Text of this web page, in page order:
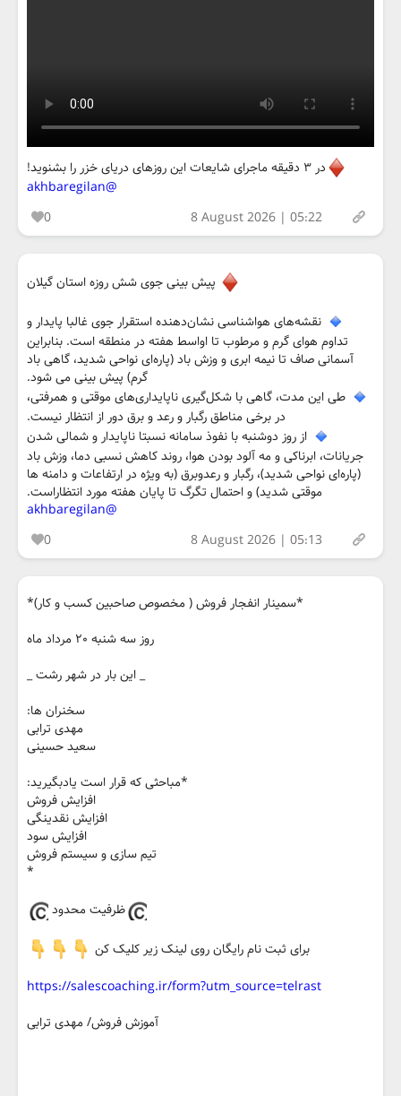
در ۳ دقیقه ماجرای شایعات این روزهای دریای خزر را بشنوید!
@akhbaregilan
0
8 August 2026 | 05:22
پیش بینی جوی شش روزه استان گیلان
نقشه‌های هواشناسی نشان‌دهنده استقرار جوی غالبا پایدار و
تداوم هوای گرم و مرطوب تا اواسط هفته در منطقه است. بنابراین
آسمانی صاف تا نیمه ابری و وزش باد (پاره‌ای نواحی شدید، گاهی باد
گرم) پیش بینی می شود.
طی این مدت، گاهی با شکل‌گیری ناپایداری‌های موقتی و همرفتی،
در برخی مناطق رگبار و رعد و برق دور از انتظار نیست.
از روز دوشنبه با نفوذ سامانه نسبتا ناپایدار و شمالی شدن
جریانات، ابرناکی و مه آلود بودن هوا، روند کاهش نسبی دما، وزش باد
(پاره‌ای نواحی شدید)، رگبار و رعدوبرق (به ویژه در ارتفاعات و دامنه ها
موقتی شدید) و احتمال تگرگ تا پایان هفته مورد انتظاراست.
@akhbaregilan
0
8 August 2026 | 05:13
*سمینار انفجار فروش ( مخصوص صاحبین کسب و کار)*
روز سه شنبه ٢٠ مرداد ماه
_ این بار در شهر رشت _
سخنران ها:
مهدی ترابی
سعید حسینی
*مباحثی که قرار است یادبگیرید:
افزایش فروش
افزایش نقدینگی
افزایش سود
تیم سازی و سیستم فروش
*
ظرفیت محدود
برای ثبت نام رایگان روی لینک زیر کلیک کن
https://salescoaching.ir/form?utm_source=telrast
آموزش فروش/ مهدی ترابی